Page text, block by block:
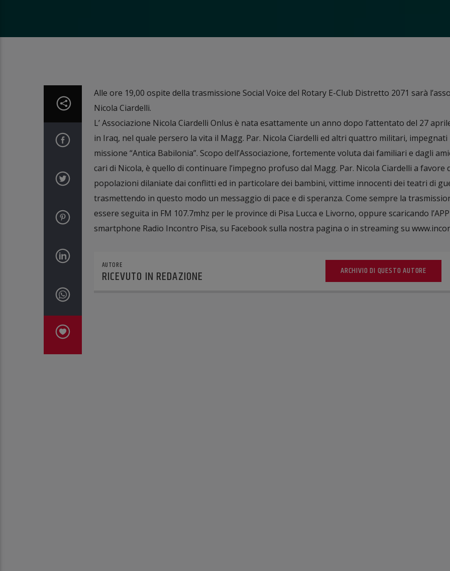
Alle ore 19,00 ospite della trasmissione Social Voice del Rotary E-Club Distretto 2071 sarà
Nicola Ciardelli.
L’ Associazione Nicola Ciardelli Onlus è nata esattamente un anno dopo l’attentato del 27
in Iraq, nel quale persero la vita il Magg. Par. Nicola Ciardelli ed altri quattro militari, impegnati
missione “Antica Babilonia”. Scopo dell’Associazione, fortemente voluta dai familiari e dagli
cari di Nicola, è quello di continuare l’impegno profuso dal Magg. Par. Nicola Ciardelli a favore
popolazioni dilaniate dai conflitti ed in particolare dei bambini, vittime innocenti dei teatri di
trasmettendo in questo modo un messaggio di pace e di speranza. Come sempre la
essere seguita in FM 107.7mhz per le province di Pisa Lucca e Livorno, oppure scaricando
smartphone Radio Incontro Pisa, su Facebook sulla nostra pagina o in streaming su
AUTORE
RICEVUTO IN REDAZIONE ARCHIVIO DI QUESTO AUTORE